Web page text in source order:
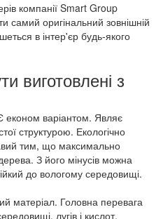
компанії Smart Group
самий оригінальний зовнішній
в інтер'єр будь-якого
виготовлені з
економ варіантом. Являє
структурою. Екологічно
тим, що максимально
З його мінусів можна
до вологому середовищі.
матеріал. Головна перевага
лугів і кислот.